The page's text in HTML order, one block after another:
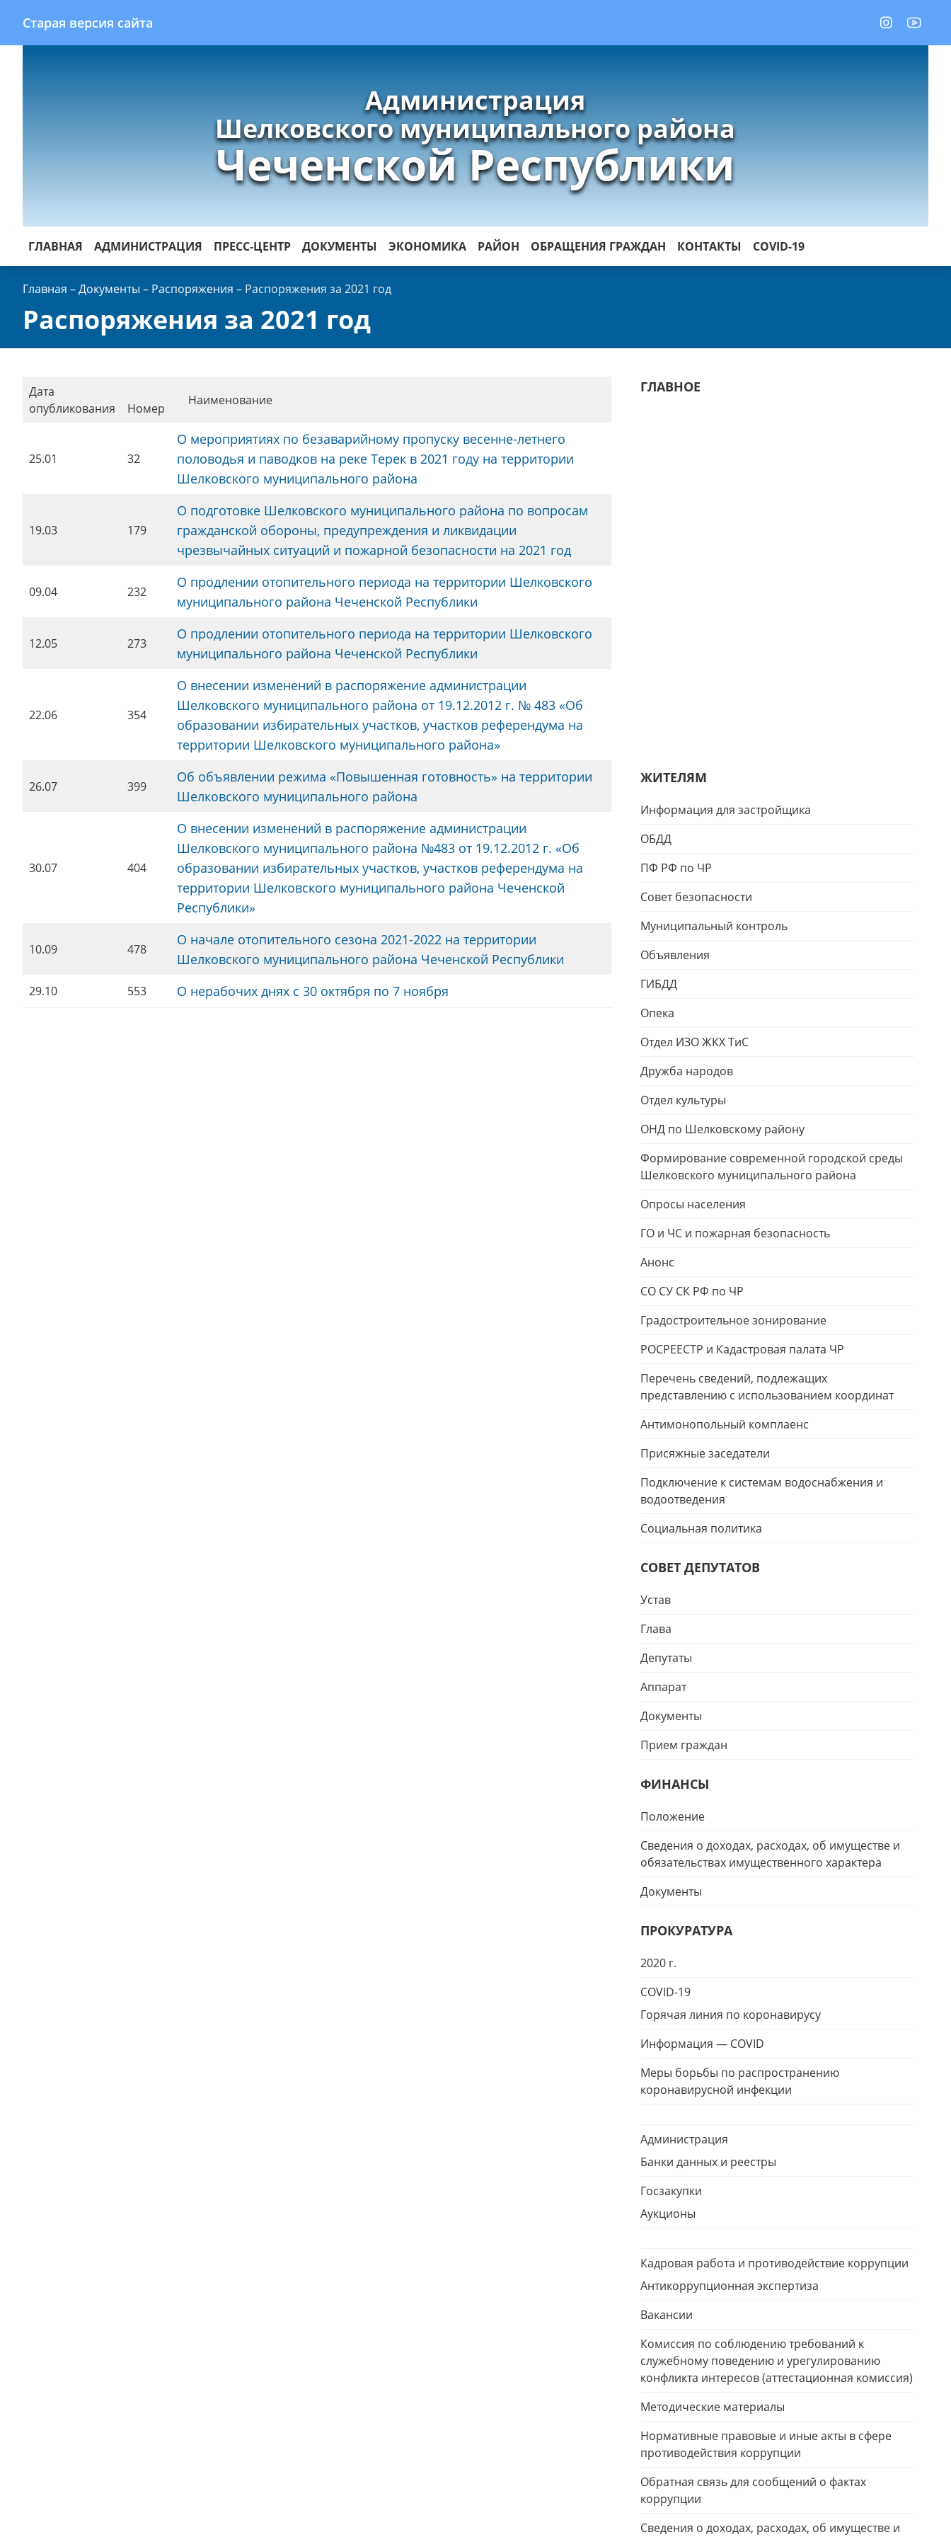
Старая версия сайта
Администрация
Шелковского муниципального района
Чеченской Республики
ГЛАВНАЯ АДМИНИСТРАЦИЯ ПРЕСС-ЦЕНТР ДОКУМЕНТЫ ЭКОНОМИКА РАЙОН ОБРАЩЕНИЯ ГРАЖДАН КОНТАКТЫ COVID-19
Главная –Документы – Распоряжения – Распоряжения за 2021 год
Распоряжения за 2021 год
Дата
опубликования
Номер
Наименование
25.01 32
О мероприятиях по безаварийному пропуску весенне-летнего
половодья и паводков на реке Терек в 2021 году на территории
Шелковского муниципального района
19.03 179
О подготовке Шелковского муниципального района по вопросам
гражданской обороны, предупреждения и ликвидации
чрезвычайных ситуаций и пожарной безопасности на 2021 год
09.04 232
О продлении отопительного периода на территории Шелковского
муниципального района Чеченской Республики
12.05 273
О продлении отопительного периода на территории Шелковского
муниципального района Чеченской Республики
22.06 354
О внесении изменений в распоряжение администрации
Шелковского муниципального района от 19.12.2012 г. № 483 «Об
образовании избирательных участков, участков референдума на
территории Шелковского муниципального района»
26.07 399
Об объявлении режима «Повышенная готовность» на территории
Шелковского муниципального района
30.07 404
О внесении изменений в распоряжение администрации
Шелковского муниципального района №483 от 19.12.2012 г. «Об
образовании избирательных участков, участков референдума на
территории Шелковского муниципального района Чеченской
Республики»
10.09 478
О начале отопительного сезона 2021-2022 на территории
Шелковского муниципального района Чеченской Республики
29.10 553 О нерабочих днях с 30 октября по 7 ноября
ГЛАВНОЕ
ЖИТЕЛЯМ
Информация для застройщика
ОБДД
ПФ РФ по ЧР
Совет безопасности
Муниципальный контроль
Объявления
ГИБДД
Опека
Отдел ИЗО ЖКХ ТиС
Дружба народов
Отдел культуры
ОНД по Шелковскому району
Формирование современной городской среды
Шелковского муниципального района
Опросы населения
ГО и ЧС и пожарная безопасность
Анонс
СО СУ СК РФ по ЧР
Градостроительное зонирование
РОСРЕЕСТР и Кадастровая палата ЧР
Перечень сведений, подлежащих
представлению с использованием координат
Антимонопольный комплаенс
Присяжные заседатели
Подключение к системам водоснабжения и
водоотведения
Социальная политика
СОВЕТ ДЕПУТАТОВ
Устав
Глава
Депутаты
Аппарат
Документы
Прием граждан
ФИНАНСЫ
Положение
Сведения о доходах, расходах, об имуществе и
обязательствах имущественного характера
Документы
ПРОКУРАТУРА
2020 г.
COVID-19
Горячая линия по коронавирусу
Информация — COVID
Меры борьбы по распространению
коронавирусной инфекции
Администрация
Банки данных и реестры
Госзакупки
Аукционы
Кадровая работа и противодействие коррупции
Антикоррупционная экспертиза
Вакансии
Комиссия по соблюдению требований к
служебному поведению и урегулированию
конфликта интересов (аттестационная комиссия)
Методические материалы
Нормативные правовые и иные акты в сфере
противодействия коррупции
Обратная связь для сообщений о фактах
коррупции
Сведения о доходах, расходах, об имуществе и